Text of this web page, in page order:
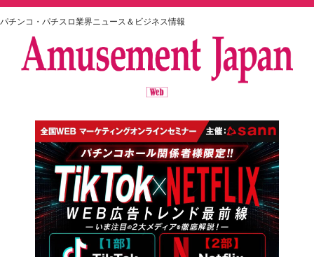
パチンコ・パチスロ業界ニュース＆ビジネス情報